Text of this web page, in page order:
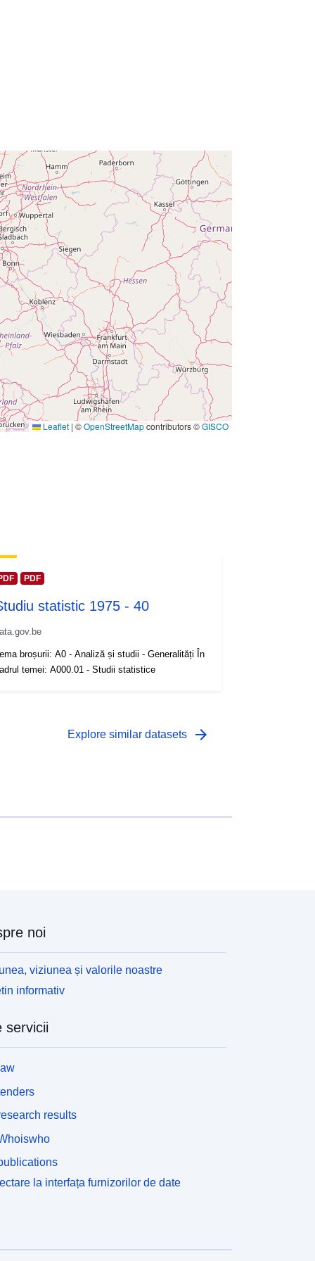
Leaflet | ©OpenStreetMapcontributors ©GISCO
Q11858#ID
http://data.europa.eu/88u/dataset/q1
1858-id
public
01 January 2002
-
31 December 2002
PDF
statistic 1975 - 40
broșurii: A0 - Analiză și studii - Generalități În
temei: A000.01 - Studii statistice
Explore similar datasets arrow_forward
noi
viziunea și valorile noastre
informativ
servicii
results
la interfața furnizorilor de date